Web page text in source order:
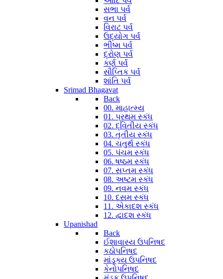
સભા પર્વ
વન પર્વ
વિરાટ પર્વ
ઉદ્યોગ પર્વ
ભીષ્મ પર્વ
દ્રોણ પર્વ
કર્ણ પર્વ
સૌપ્તિક પર્વ
શાંતિ પર્વ
Srimad Bhagavat
Back
00. માહાત્મ્ય
01. પ્રથમ સ્કંધ
02. દ્વિતીય સ્કંધ
03. તૃતીય સ્કંધ
04. ચતુર્થ સ્કંધ
05. પંચમ સ્કંધ
06. ષષ્ઠમ સ્કંધ
07. સપ્તમ સ્કંધ
08. અષ્ટમ સ્કંધ
09. નવમ સ્કંધ
10. દસમ સ્કંધ
11. એકાદશ સ્કંધ
12. દ્વાદશ સ્કંધ
Upanishad
Back
ઈશાવાસ્ય ઉપનિષદ
કઠોપનિષદ
માંડૂક્ય ઉપનિષદ
કેનોપનિષદ